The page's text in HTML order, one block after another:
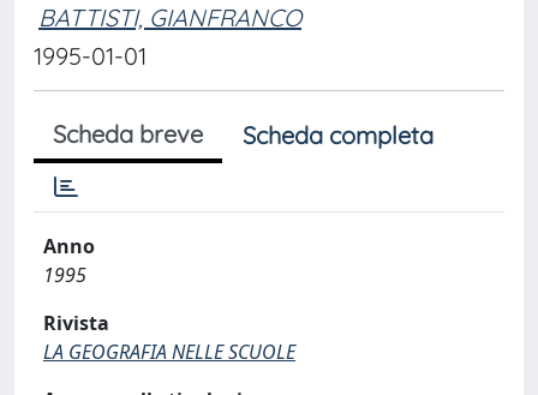
BATTISTI, GIANFRANCO
1995-01-01
Scheda breve Scheda completa
Anno
1995
Rivista
LA GEOGRAFIA NELLE SCUOLE